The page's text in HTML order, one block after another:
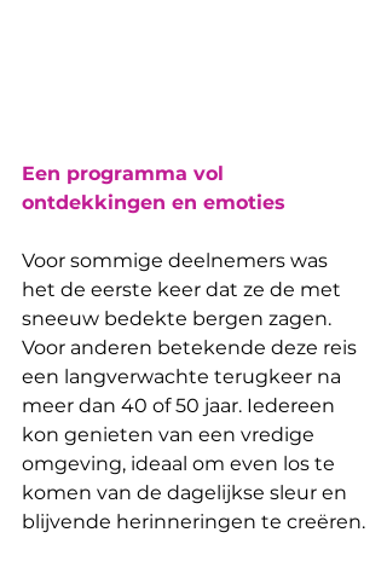
Een programma vol
ontdekkingen en emoties
Voor sommige deelnemers was
het de eerste keer dat ze de met
sneeuw bedekte bergen zagen.
Voor anderen betekende deze reis
een langverwachte terugkeer na
meer dan 40 of 50 jaar. Iedereen
kon genieten van een vredige
omgeving, ideaal om even los te
komen van de dagelijkse sleur en
blijvende herinneringen te creëren.